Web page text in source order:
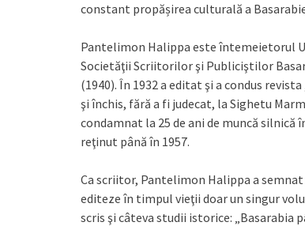
constant propășirea culturală a
Pantelimon Halippa este întemeietorul
Societăţii Scriitorilor şi Publiciştilor
(1940). În 1932 a editat şi a condus
şi închis, fără a fi judecat, la Sighetu
condamnat la 25 de ani de muncă silnică
reţinut până în 1957.
Ca scriitor, Pantelimon Halippa a
editeze în timpul vieţii doar un singur
scris şi câteva studii istorice: „Basarabia